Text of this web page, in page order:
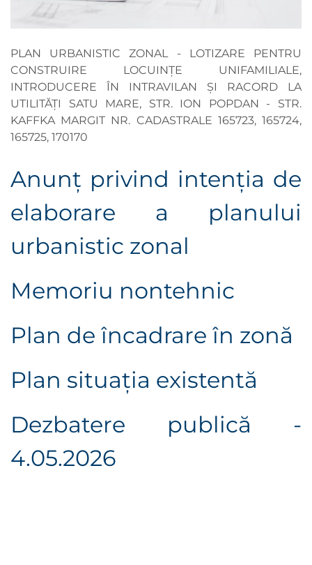
PLAN URBANISTIC ZONAL - LOTIZARE PENTRU
CONSTRUIRE LOCUINȚE UNIFAMILIALE,
INTRODUCERE ÎN INTRAVILAN ȘI RACORD LA
UTILITĂȚI SATU MARE, STR. ION POPDAN - STR.
KAFFKA MARGIT NR. CADASTRALE 165723, 165724,
165725, 170170
Anunţ privind intenţia de
elaborare a planului
urbanistic zonal
Memoriu nontehnic
Plan de încadrare în zonă
Plan situaţia existentă
Dezbatere publică -
4.05.2026